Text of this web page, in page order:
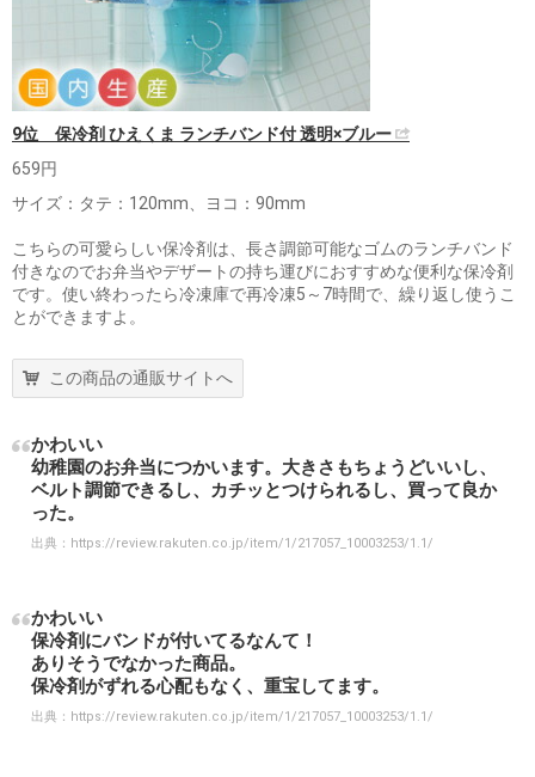
9位 保冷剤 ひえくま ランチバンド付 透明×ブルー
659円
サイズ：タテ：120mm、ヨコ：90mm
こちらの可愛らしい保冷剤は、長さ調節可能なゴムのランチバンド
付きなのでお弁当やデザートの持ち運びにおすすめな便利な保冷剤
です。使い終わったら冷凍庫で再冷凍5～7時間で、繰り返し使うこ
とができますよ。
この商品の通販サイトへ
かわいい
幼稚園のお弁当につかいます。大きさもちょうどいいし、
ベルト調節できるし、カチッとつけられるし、買って良か
った。
出典： https://review.rakuten.co.jp/item/1/217057_10003253/1.1/
かわいい
保冷剤にバンドが付いてるなんて！
ありそうでなかった商品。
保冷剤がずれる心配もなく、重宝してます。
出典： https://review.rakuten.co.jp/item/1/217057_10003253/1.1/